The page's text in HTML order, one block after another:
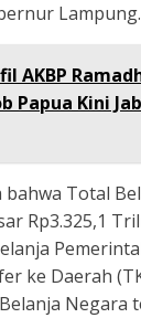
Lampung.
AKBP
Papua Kini
bahwa Total
Rp3.325,1
ke Daerah
Negara